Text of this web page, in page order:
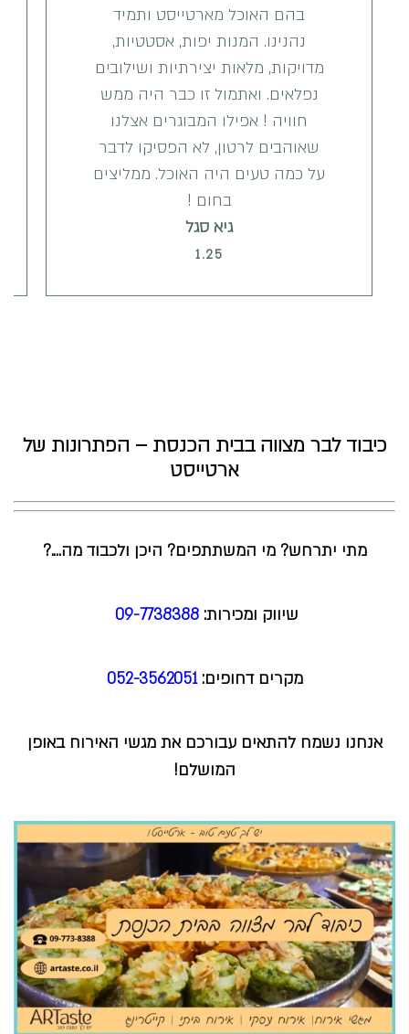
בהם האוכל מארטייסט ותמיד
נהנינו. המנות יפות, אסטטיות,
מדויקות, מלאות יצירתיות ושילובים
נפלאים. ואתמול זו כבר היה ממש
חוויה ! אפילו המבוגרים אצלנו
שאוהבים לרטון, לא הפסיקו לדבר
על כמה טעים היה האוכל. ממליצים
בחום !
גיא סגל
1.25
כיבוד לבר מצווה בבית הכנסת – הפתרונות של
ארטייסט
מתי יתרחש? מי המשתתפים? היכן ולכבוד מה….?
שיווק ומכירות: 09-7738388
מקרים דחופים:052-3562051
אנחנו נשמח להתאים עבורכם את מגשי האירוח באופן
המושלם!